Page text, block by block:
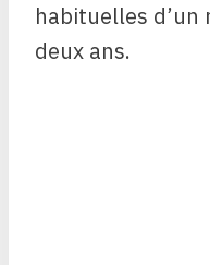
habituelles d’un
deux ans.